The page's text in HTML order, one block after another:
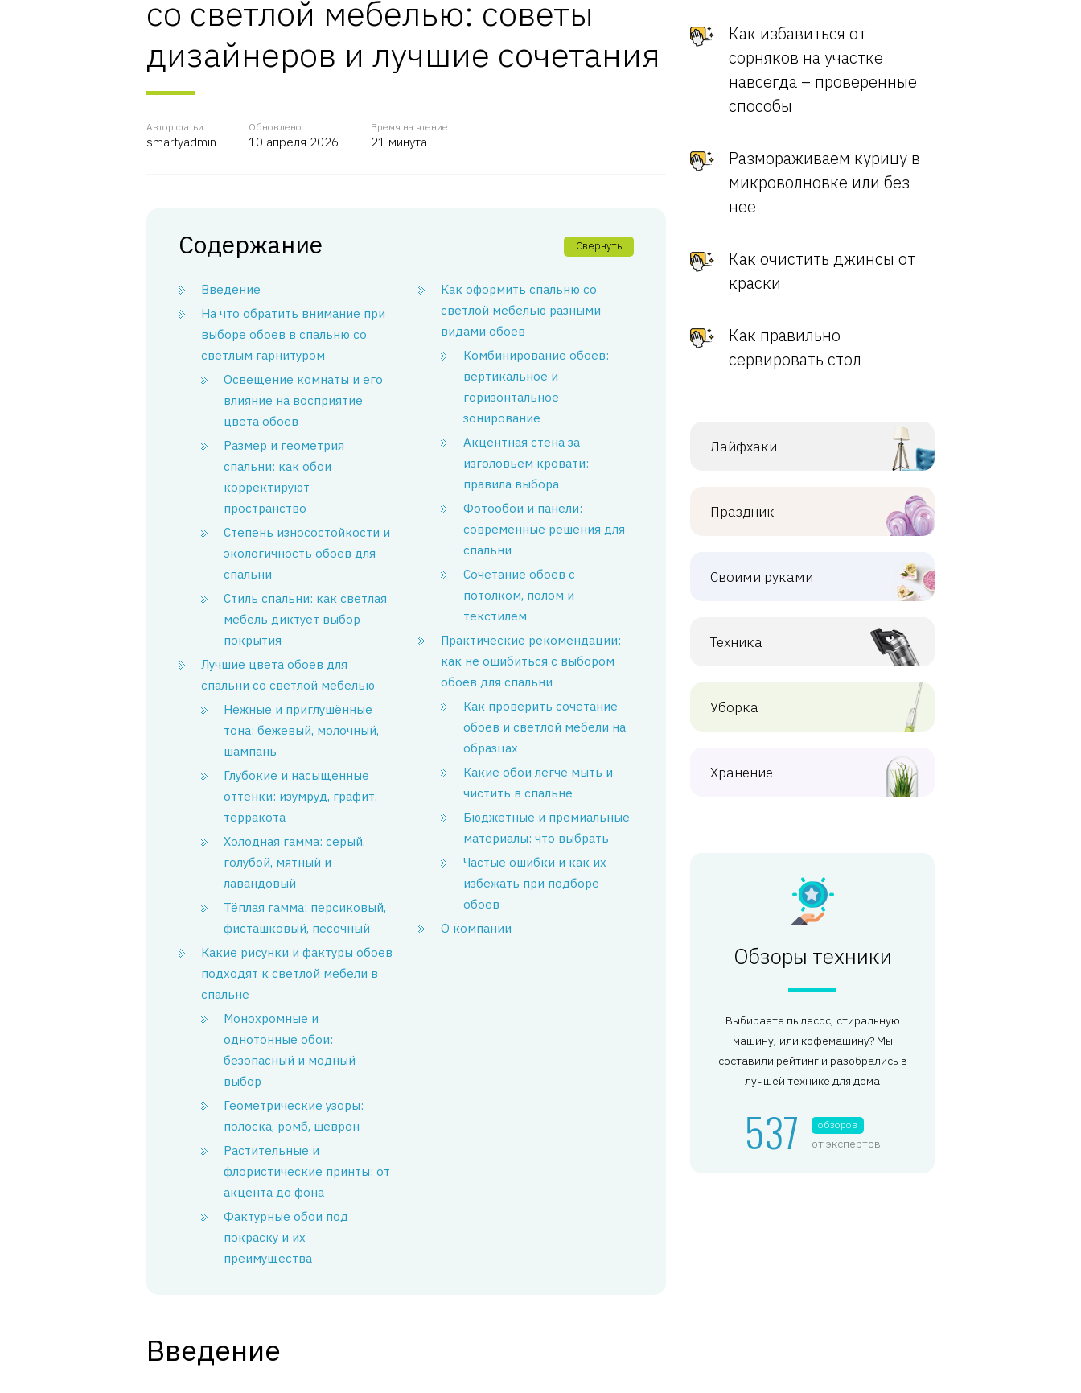
со светлой мебелью: советы
дизайнеров и лучшие сочетания
Автор статьи:
smartyadmin
Обновлено:
10 апреля 2026
Время на чтение:
21 минута
Содержание Свернуть
Введение
На что обратить внимание при
выборе обоев в спальню со
светлым гарнитуром
Освещение комнаты и его
влияние на восприятие
цвета обоев
Размер и геометрия
спальни: как обои
корректируют
пространство
Степень износостойкости и
экологичность обоев для
спальни
Стиль спальни: как светлая
мебель диктует выбор
покрытия
Лучшие цвета обоев для
спальни со светлой мебелью
Нежные и приглушённые
тона: бежевый, молочный,
шампань
Глубокие и насыщенные
оттенки: изумруд, графит,
терракота
Холодная гамма: серый,
голубой, мятный и
лавандовый
Тёплая гамма: персиковый,
фисташковый, песочный
Какие рисунки и фактуры обоев
подходят к светлой мебели в
спальне
Монохромные и
однотонные обои:
безопасный и модный
выбор
Геометрические узоры:
полоска, ромб, шеврон
Растительные и
флористические принты: от
акцента до фона
Фактурные обои под
покраску и их
преимущества
Как оформить спальню со
светлой мебелью разными
видами обоев
Комбинирование обоев:
вертикальное и
горизонтальное
зонирование
Акцентная стена за
изголовьем кровати:
правила выбора
Фотообои и панели:
современные решения для
спальни
Сочетание обоев с
потолком, полом и
текстилем
Практические рекомендации:
как не ошибиться с выбором
обоев для спальни
Как проверить сочетание
обоев и светлой мебели на
образцах
Какие обои легче мыть и
чистить в спальне
Бюджетные и премиальные
материалы: что выбрать
Частые ошибки и как их
избежать при подборе
обоев
О компании
Введение
Как избавиться от
сорняков на участке
навсегда – проверенные
способы
Размораживаем курицу в
микроволновке или без
нее
Как очистить джинсы от
краски
Как правильно
сервировать стол
Лайфхаки
Праздник
Своими руками
Техника
Уборка
Хранение
Обзоры техники
Выбираете пылесос, стиральную
машину, или кофемашину? Мы
составили рейтинг и разобрались в
лучшей технике для дома
537 обзоров
от экспертов